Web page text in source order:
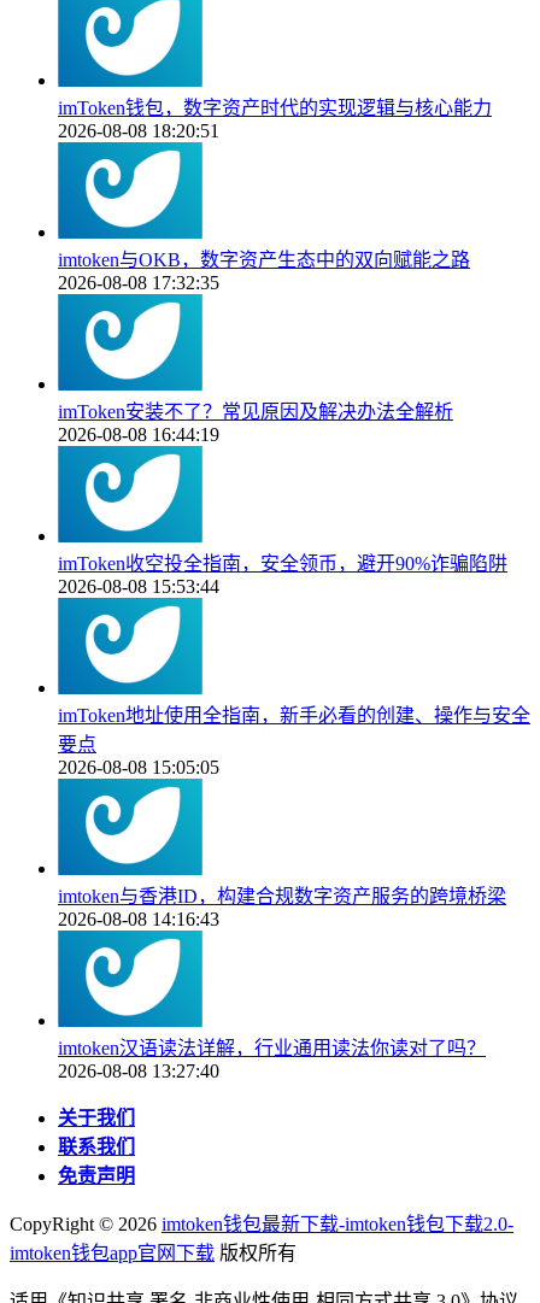
imToken钱包，数字资产时代的实现逻辑与核心能力
2026-08-08 18:20:51
imtoken与OKB，数字资产生态中的双向赋能之路
2026-08-08 17:32:35
imToken安装不了？常见原因及解决办法全解析
2026-08-08 16:44:19
imToken收空投全指南，安全领币，避开90%诈骗陷阱
2026-08-08 15:53:44
imToken地址使用全指南，新手必看的创建、操作与安全
要点
2026-08-08 15:05:05
imtoken与香港ID，构建合规数字资产服务的跨境桥梁
2026-08-08 14:16:43
imtoken汉语读法详解，行业通用读法你读对了吗？
2026-08-08 13:27:40
关于我们
联系我们
免责声明
CopyRight © 2026 imtoken钱包最新下载-imtoken钱包下载2.0-
imtoken钱包app官网下载 版权所有